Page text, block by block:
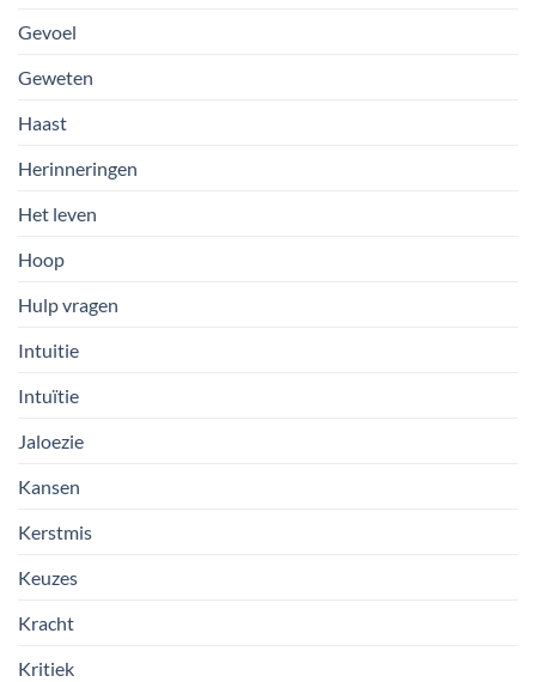
Gevoel
Geweten
Haast
Herinneringen
Het leven
Hoop
Hulp vragen
Intuitie
Intuïtie
Jaloezie
Kansen
Kerstmis
Keuzes
Kracht
Kritiek